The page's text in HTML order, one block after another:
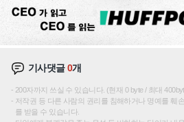
기사댓글0개
200자까지 쓰실 수 있습니다. (현재 0 byte / 최대
저작권 등 다른 사람의 권리를 침해하거나 명예를 훼
를 받을 수 있습니다.